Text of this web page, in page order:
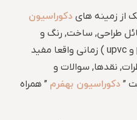
از زمینه های دکوراسیون
طراحی, ساخت, رنگ و
نگهداری انواع پروفیل های pvc و upvc ) زمانی واقعا مفید
نقدها, سوالات و
” دکوراسیون بهفرم ” همراه